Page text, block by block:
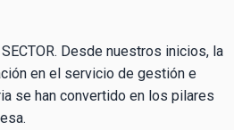
Desde nuestros inicios, la
en el servicio de gestión e
se han convertido en los pilares